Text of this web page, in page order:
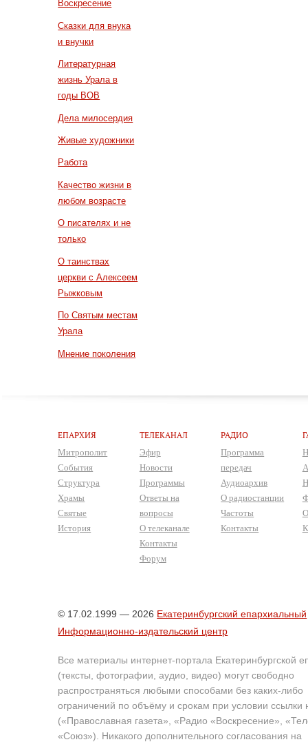
Воскресение
Сказки для внука
и внучки
Литературная
жизнь Урала в
годы ВОВ
Дела милосердия
Живые художники
Работа
Качество жизни в
любом возрасте
О писателях и не
только
О таинствах
церкви с Алексеем
Рыжковым
По Святым местам
Урала
Мнение поколения
ЕПАРХИЯ
Митрополит
События
Структура
Храмы
Святые
История
ТЕЛЕКАНАЛ
Эфир
Новости
Программы
Ответы на
вопросы
О телеканале
Контакты
Форум
РАДИО
Программа
передач
Аудиоархив
О радиостанции
Частоты
Контакты
© 17.02.1999 — 2026 Екатеринбургский епархиальный
Информационно-издательский центр
Все материалы интернет-портала Екатеринбургской
(тексты, фотографии, аудио, видео) могут свободно
распространяться любыми способами без каких-либо
ограничений по объёму и срокам при условии ссылки
(«Православная газета», «Радио «Воскресение»,
«Союз»). Никакого дополнительного согласования на